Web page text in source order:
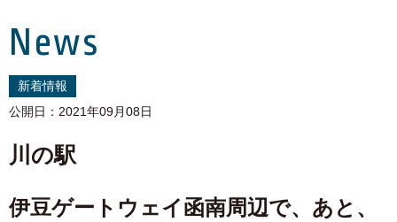
News
新着情報
公開日：2021年09月08日
川の駅
伊豆ゲートウェイ函南周辺で、あと、